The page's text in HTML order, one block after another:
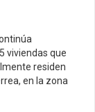
viviendas que
residen
en la zona